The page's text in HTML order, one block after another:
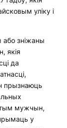
уліку і
або зніжаны
якія
да
прызнаюць
мужчын,
у